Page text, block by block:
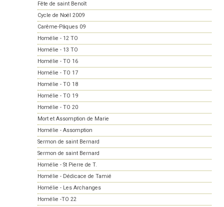
Fête de saint Benoît
Cycle de Noël 2009
Carême-Pâques 09
Homélie - 12 TO
Homélie - 13 TO
Homélie - TO 16
Homélie - TO 17
Homélie - TO 18
Homélie - TO 19
Homélie - TO 20
Mort et Assomption de Marie
Homélie - Assomption
Sermon de saint Bernard
Sermon de saint Bernard
Homélie - St Pierre de T.
Homélie - Dédicace de Tamié
Homélie - Les Archanges
Homélie -TO 22